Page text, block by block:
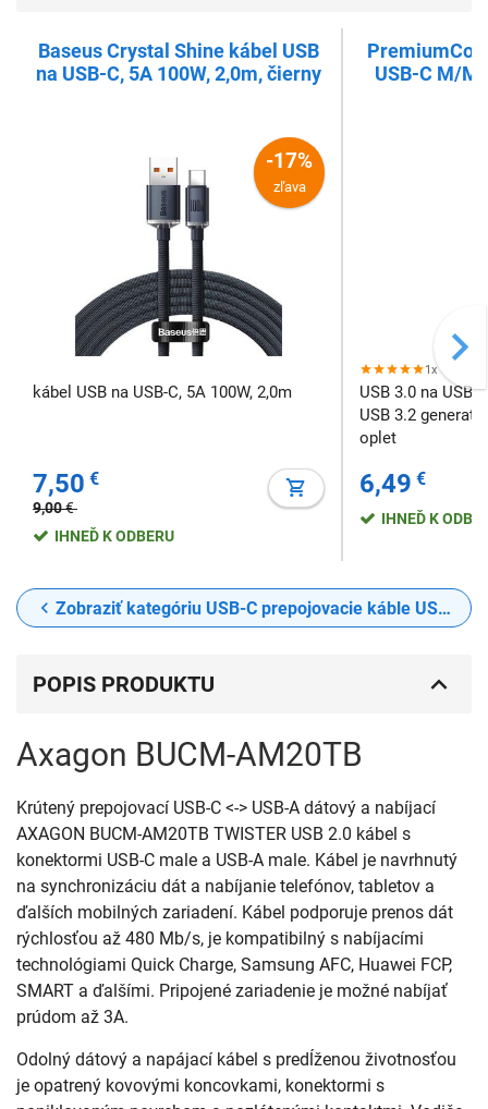
Baseus Crystal Shine kábel USB
na USB-C, 5A 100W, 2,0m, čierny
-17%
zľava
kábel USB na USB-C, 5A 100W, 2,0m
7,50 €
9,00€
IHNEĎ K ODBERU
USB-C M/
1x
USB 3.0 na
USB 3.2
oplet
6,49 €
IHNEĎ K
Zobraziť kategóriu USB-C prepojovacie káble USB-A - USB-C
POPIS PRODUKTU
Axagon BUCM-AM20TB
Krútený prepojovací USB-C <-> USB-A dátový a nabíjací
AXAGON BUCM-AM20TB TWISTER USB 2.0 kábel s
konektormi USB-C male a USB-A male. Kábel je navrhnutý
na synchronizáciu dát a nabíjanie telefónov, tabletov a
ďalších mobilných zariadení. Kábel podporuje prenos dát
rýchlosťou až 480 Mb/s, je kompatibilný s nabíjacími
technológiami Quick Charge, Samsung AFC, Huawei FCP,
SMART a ďalšími. Pripojené zariadenie je možné nabíjať
prúdom až 3A.
Odolný dátový a napájací kábel s predĺženou životnosťou
je opatrený kovovými koncovkami, konektormi s